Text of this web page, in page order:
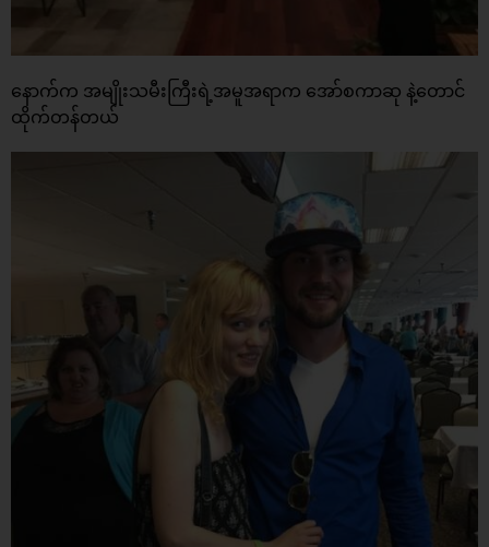
နောက်က အမျိုးသမီးကြီးရဲ့အမူအရာက အော်စကာဆု နဲ့တောင်
ထိုက်တန်တယ်